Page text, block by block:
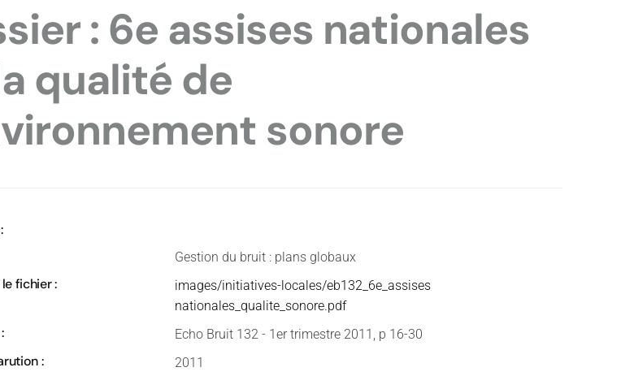
: 6e assises nationales
qualité de
sonore
Gestion du bruit : plans globaux
fichier :
images/initiatives-locales/eb132_6e_assises
nationales_qualite_sonore.pdf
Echo Bruit 132 - 1er trimestre 2011, p 16-30
: 2011